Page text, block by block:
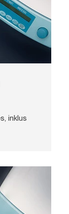
inklus